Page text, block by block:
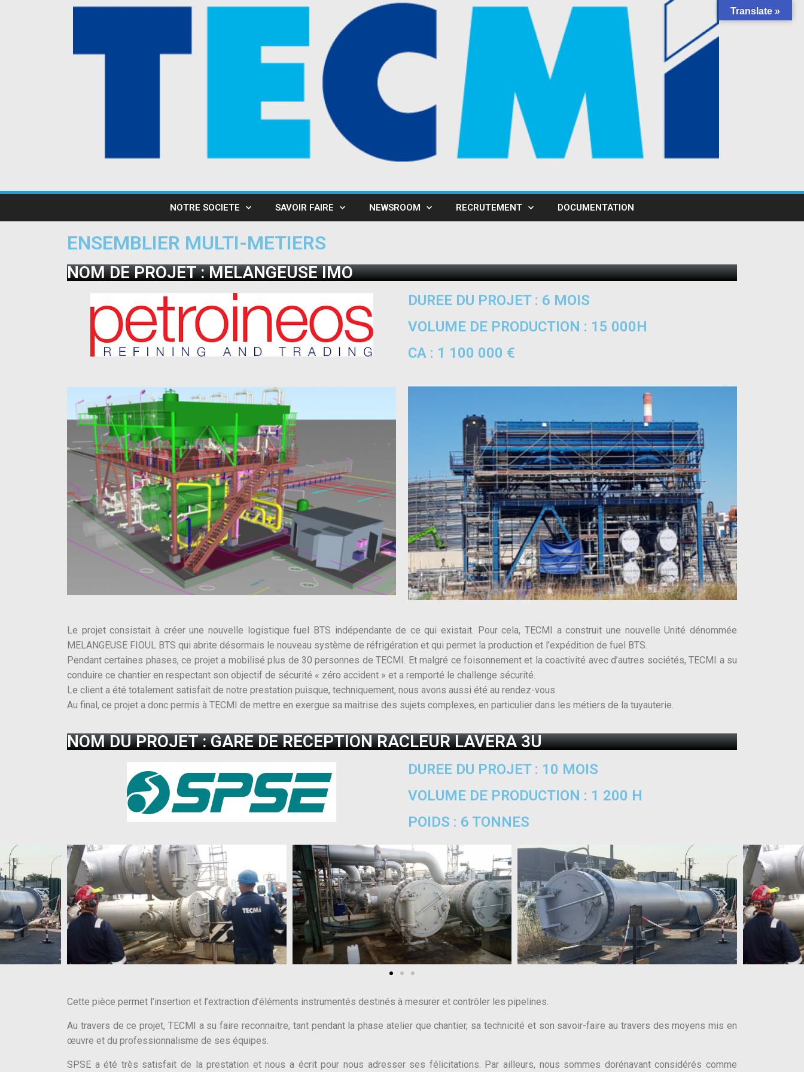
NOTRE SOCIETE SAVOIR FAIRE NEWSROOM RECRUTEMENT DOCUMENTATION
ENSEMBLIER MULTI-METIERS
NOM DE PROJET : MELANGEUSE IMO
DUREE DU PROJET : 6 MOIS
VOLUME DE PRODUCTION : 15 000H
CA : 1 100 000 €
Le projet consistait à créer une nouvelle logistique fuel BTS indépendante de ce qui existait. Pour cela, TECMI a construit une nouvelle Unité dénommée
MELANGEUSE FIOUL BTS qui abrite désormais le nouveau système de réfrigération et qui permet la production et l’expédition de fuel BTS.
Pendant certaines phases, ce projet a mobilisé plus de 30 personnes de TECMI. Et malgré ce foisonnement et la coactivité avec d’autres sociétés, TECMI a su
conduire ce chantier en respectant son objectif de sécurité « zéro accident » et a remporté le challenge sécurité.
Le client a été totalement satisfait de notre prestation puisque, techniquement, nous avons aussi été au rendez-vous.
Au final, ce projet a donc permis à TECMI de mettre en exergue sa maitrise des sujets complexes, en particulier dans les métiers de la tuyauterie.
NOM DU PROJET : GARE DE RECEPTION RACLEUR LAVERA 3U
DUREE DU PROJET : 10 MOIS
VOLUME DE PRODUCTION : 1 200 H
POIDS : 6 TONNES
Cette pièce permet l’insertion et l’extraction d’éléments instrumentés destinés à mesurer et contrôler les pipelines.
Au travers de ce projet, TECMI a su faire reconnaitre, tant pendant la phase atelier que chantier, sa technicité et son savoir-faire au travers des moyens mis en
œuvre et du professionnalisme de ses équipes.
SPSE a été très satisfait de la prestation et nous a écrit pour nous adresser ses félicitations. Par ailleurs, nous sommes dorénavant considérés comme
Translate »